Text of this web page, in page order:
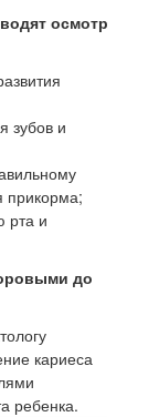
осмотр
зубов и
прикорма;
рта и
до
кариеса
ребенка.